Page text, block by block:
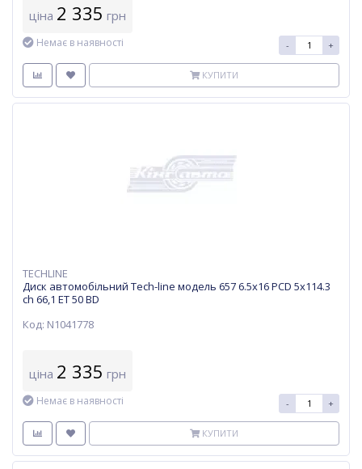
ціна 2 335 грн
Немає в наявності - +
КУПИТИ
TECHLINE
Диск автомобільний Tech-line модель 657 6.5х16 PCD 5x114.3
ch 66,1 ET 50 BD
Код: N1041778
ціна 2 335 грн
Немає в наявності - +
КУПИТИ